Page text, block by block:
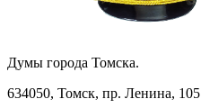
Думы города Томска.
634050, Томск, пр. Ленина, 105